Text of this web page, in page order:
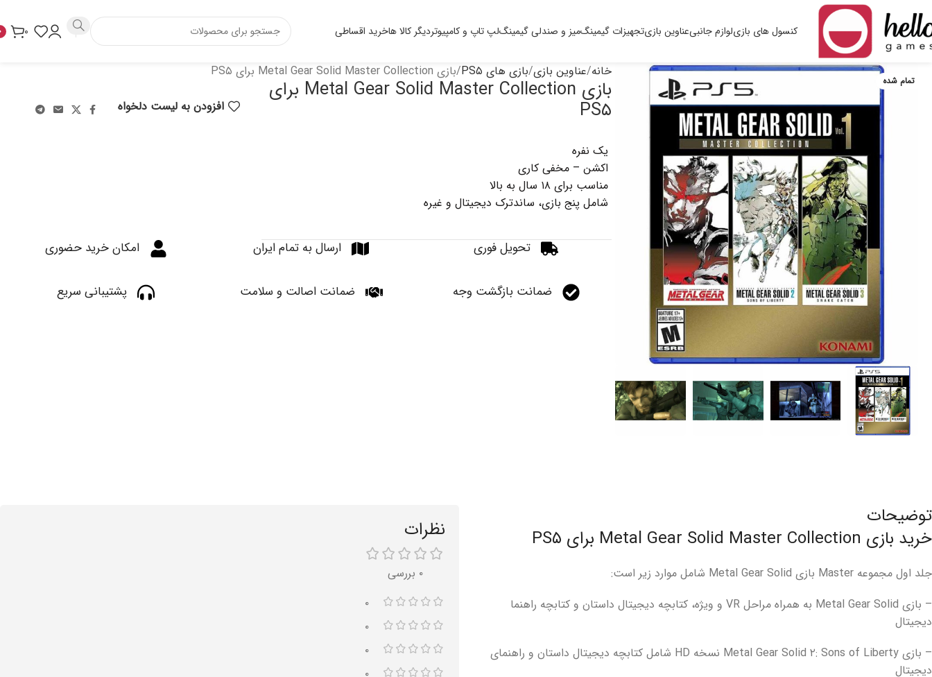
کنسول های بازیلوازم جانبیعناوین بازیتجهیزات گیمینگمیز و صندلی گیمینگلپ تاپ و کامپیوتردیگر کالا هاخرید اقساطی ۰
تمام شده
خانه عناوین بازی بازی های PS۵ بازی Metal Gear Solid Master Collection برای PS۵
بازی Metal Gear Solid Master Collection برای
PS۵
یک نفره
اکشن – مخفی کاری
مناسب برای ۱۸ سال به بالا
شامل پنج بازی، ساندترک دیجیتال و غیره
افزودن به لیست دلخواه
تحویل فوری ارسال به تمام ایران امکان خرید حضوری
ضمانت بازگشت وجه ضمانت اصالت و سلامت پشتیبانی سریع
توضیحات
خرید بازی Metal Gear Solid Master Collection برای PS۵
جلد اول مجموعه Master بازی Metal Gear Solid شامل موارد زیر است:
– بازی Metal Gear Solid به همراه مراحل VR و ویژه، کتابچه دیجیتال داستان و کتابچه راهنما
دیجیتال
– بازی Metal Gear Solid ۲: Sons of Liberty نسخه HD شامل کتابچه دیجیتال داستان و راهنمای
دیجیتال
نظرات
۰ بررسی
۰
۰
۰